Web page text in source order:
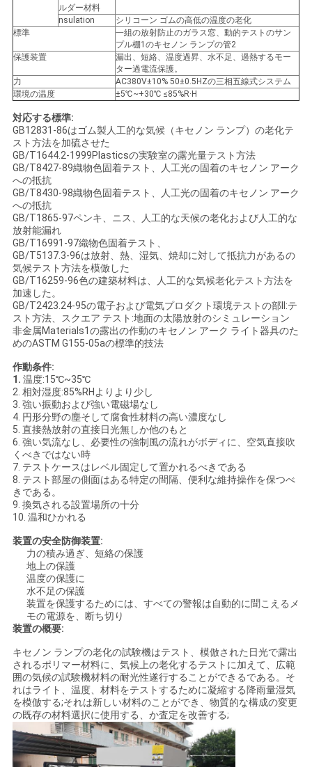
ルダー材料
nsulation
シリコーン ゴムの高低の温度の老化
標準
一組の放射防止のガラス窓、動的テストのサン
プル棚1のキセノン ランプの管2
保護装置
漏出、短絡、温度過昇、水不足、過熱するモー
ター過電流保護。
力
AC380V±10% 50±0.5HZの三相五線式システム
環境の温度
±5℃~+30℃ ≤85%R·H
対応する標準:
GB12831-86はゴム製人工的な気候（キセノン ランプ）の老化テ
スト方法を加硫させた
GB/T1644.2-1999Plasticsの実験室の露光量テスト方法
GB/T8427-89織物色固着テスト、人工光の固着のキセノン アーク
への抵抗
GB/T8430-98織物色固着テスト、人工光の固着のキセノン アーク
への抵抗
GB/T1865-97ペンキ、ニス、人工的な天候の老化および人工的な
放射能漏れ
GB/T16991-97織物色固着テスト、
GB/T5137.3-96は放射、熱、湿気、焼却に対して抵抗力があるの
気候テスト方法を模倣した
GB/T16259-96色の建築材料は、人工的な気候老化テスト方法を
加速した。
GB/T2423.24-95の電子および電気プロダクト環境テストの部II:テ
スト方法、スクエア テスト:地面の太陽放射のシミュレーション
非金属Materials1の露出の作動のキセノン アーク ライト器具のた
めのASTM G155-05aの標準的技法
作動条件:
1. 温度:15℃~35℃
2. 相対湿度:85%RHよりより少し
3. 強い振動および強い電磁場なし
4. 円形分野の塵そして腐食性材料の高い濃度なし
5. 直接熱放射の直接日光無しか他のもと
6. 強い気流なし、必要性の強制風の流れがボディに、空気直接吹
くべきではない時
7. テストケースはレベル固定して置かれるべきである
8. テスト部屋の側面はある特定の間隔、便利な維持操作を保つべ
きである。
9. 換気される設置場所の十分
10. 温和ひかれる
装置の安全防御装置:
力の積み過ぎ、短絡の保護
地上の保護
温度の保護に
水不足の保護
装置を保護するためには、すべての警報は自動的に聞こえるメ
モの電源を、断ち切り
装置の概要:
キセノン ランプの老化の試験機はテスト、模倣された日光で露出
されるポリマー材料に、気候上の老化するテストに加えて、広範
囲の気候の試験機材料の耐光性遂行することができるである。そ
れはライト、温度、材料をテストするために凝縮する降雨量湿気
を模倣する;それは新しい材料のことができ、物質的な構成の変更
の既存の材料選択に使用する、か査定を改善する;